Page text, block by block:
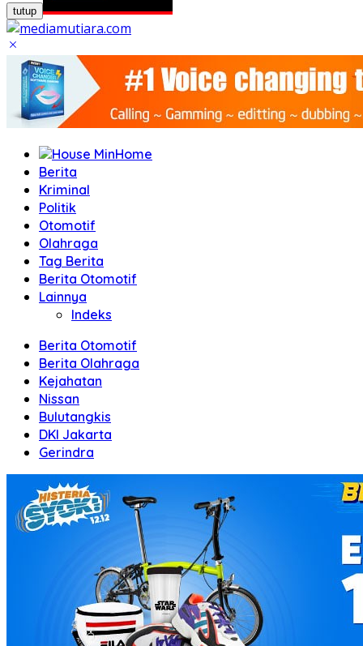
tutup
Home
Berita
Kriminal
Politik
Otomotif
Olahraga
Tag Berita
Berita Otomotif
Lainnya
Indeks
Berita Otomotif
Berita Olahraga
Kejahatan
Nissan
Bulutangkis
DKI Jakarta
Gerindra